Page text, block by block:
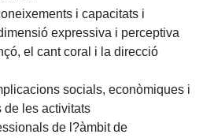
i capacitats i
expressiva i perceptiva
el cant coral i la direcció
socials, econòmiques i
de les activitats
de l?àmbit de